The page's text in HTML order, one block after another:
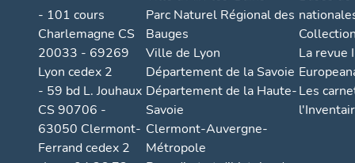
- 101 cours
Charlemagne CS
20033 - 69269
Lyon cedex 2
- 59 bd L. Jouhaux
CS 90706 -
63050 Clermont-
Ferrand cedex 2
Parc Naturel Régional des
Bauges
Ville de Lyon
Département de la Savoie
Département de la Haute-
Savoie
Clermont-Auvergne-
Métropole
La revue
Les